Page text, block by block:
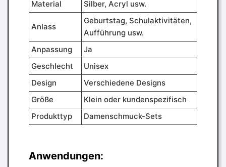
Material
Silber, Acryl usw.
Anlass
Geburtstag, Schulaktivitäten,
Aufführung usw.
Anpassung
Ja
Geschlecht
Unisex
Design
Verschiedene Designs
Größe
Klein oder kundenspezifisch
Produkttyp
Damenschmuck-Sets
Anwendungen: